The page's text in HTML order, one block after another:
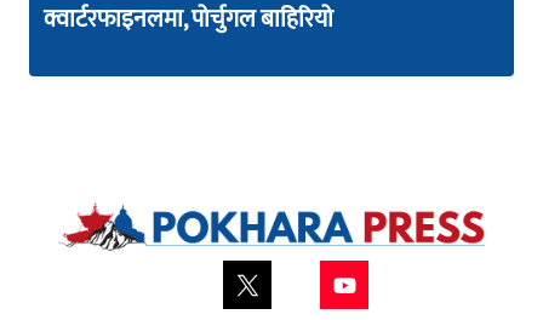
क्वार्टरफाइनलमा, पोर्चुगल बाहिरियो